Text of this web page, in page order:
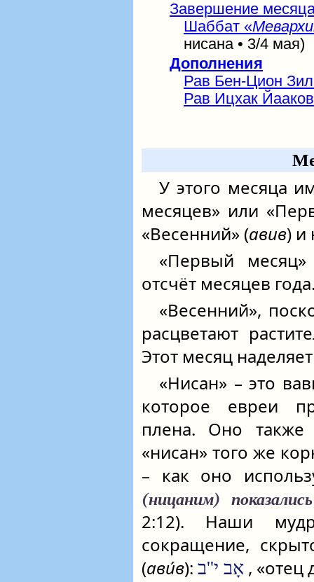
Завершение
Шаббат «
нисана • 3/4 мая)
Дополнения
Рав Бен-Цион
Рав Ицхак
У этого месяца
месяцев» или
«Весенний» (авив) и
«Первый
отсчёт месяцев
«Весенний»,
расцветают
Этот месяц
«Нисан» – это
которое евреи
плена. Оно также
«нисан» того же
– как оно
(ницаним)
2:12). Наши
сокращение,
(ави́в): אָב י''ב , «отец